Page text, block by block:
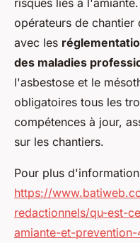
risques liés à
opérateurs de
avec les
des maladies
l'asbestose et le
obligatoires tous les
compétences à jour,
sur les chantiers.
Pour plus
https://
redactionnels/qu-est-
amiante-et-